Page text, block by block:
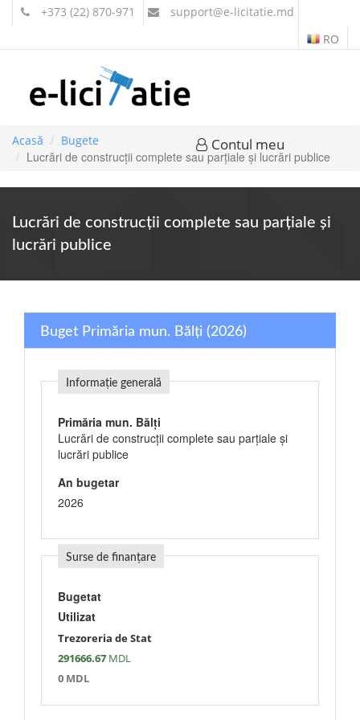
+373 (22) 870-971 support@e-licitatie.md
RO
Contul meu
Acasă Bugete
Lucrări de construcţii complete sau parţiale şi lucrări publice
Lucrări de construcţii complete sau parţiale şi
lucrări publice
Buget Primăria mun. Bălți (2026)
Informație generală
Primăria mun. Bălți
Lucrări de construcţii complete sau parţiale şi
lucrări publice
An bugetar
2026
Surse de finanțare
Bugetat
Utilizat
Trezoreria de Stat
291666.67 MDL
0 MDL